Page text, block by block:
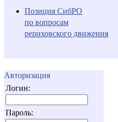
Позиция СибРО
по вопросам
рериховского движения
Авторизация
Логин:
Пароль: